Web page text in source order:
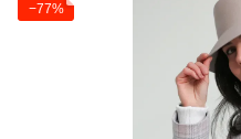
−77%